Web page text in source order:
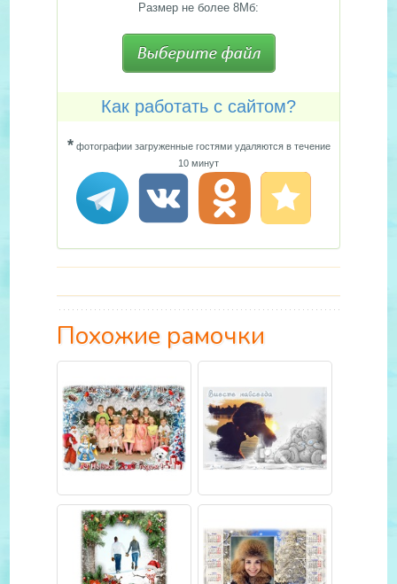
Размер не более 8Мб:
Как работать с сайтом?
*фотографии загруженные гостями удаляются в течение
10 минут
Похожие рамочки